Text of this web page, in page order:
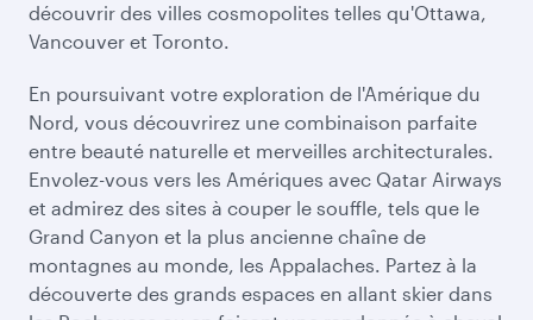
découvrir des villes cosmopolites telles qu'Ottawa,
Vancouver et Toronto.
En poursuivant votre exploration de l'Amérique du
Nord, vous découvrirez une combinaison parfaite
entre beauté naturelle et merveilles architecturales.
Envolez-vous vers les Amériques avec Qatar Airways
et admirez des sites à couper le souffle, tels que le
Grand Canyon et la plus ancienne chaîne de
montagnes au monde, les Appalaches. Partez à la
découverte des grands espaces en allant skier dans